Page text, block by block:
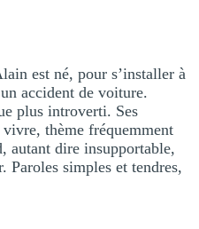
est né, pour s’installer à
accident de voiture.
plus introverti. Ses
thème fréquemment
autant dire insupportable,
Paroles simples et tendres,